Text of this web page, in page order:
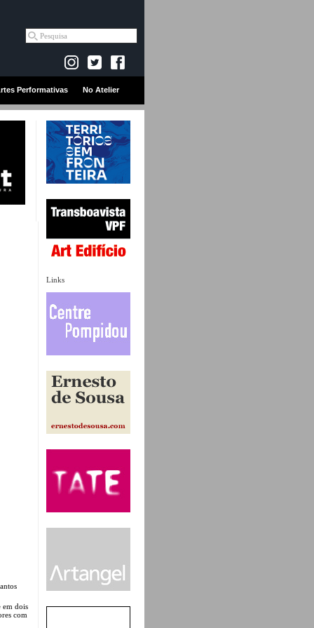
Performativas No Atelier
Links
em dois
com